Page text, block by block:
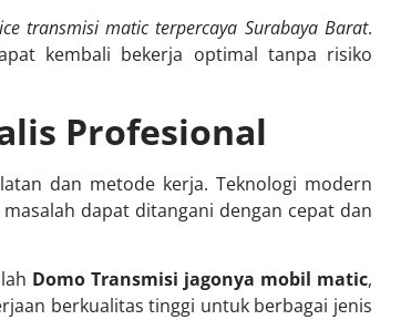
transmisi matic terpercaya Surabaya Barat.
kembali bekerja optimal tanpa risiko
Profesional
dan metode kerja. Teknologi modern
dapat ditangani dengan cepat dan
Domo Transmisi jagonya mobil matic,
berkualitas tinggi untuk berbagai jenis